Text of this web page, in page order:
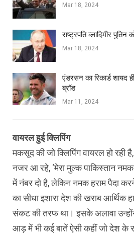
Mar 18, 2024
राष्ट्रपति व्लादिमीर पुतिन
Mar 18, 2024
एंडरसन का रिकार्ड शायद
ब्रॉड
Mar 11, 2024
वायरल हुई क्लिपिंग
मकसूद की जो क्लिपिंग वायरल हो रही
नजर आ रहे, ‘मेरा मुल्‍क पाकिस्‍तान
में नंबर दो है, लेकिन नमक हराम पैदा
का सीधा इशारा देश की खराब आर्थिक
संकट की तरफ था। इसके अलावा उन्‍होंने
आड़ में भी कई बातें ऐसी कहीं जो देश के